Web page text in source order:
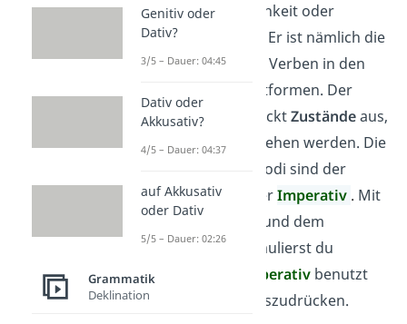
Modus der Wirklichkeit oder
Wirklichkeitsform. Er ist nämlich die
normale Form
der Verben in den
verschiedenen Zeitformen. Der
Normalmodus drücktZuständeaus,
die als Realität gesehen werden. Die
beiden anderen Modi sind der
Konjunktiv und derImperativ . Mit
dem Konjunktiv I
und dem
Konjunktiv II
formulierst du
Wünsche
Imperativbenutzt
du, um
auszudrücken.
Genitiv oder
Dativ?
3/5 – Dauer: 04:45
Dativ oder
Akkusativ?
4/5 – Dauer: 04:37
auf Akkusativ
oder Dativ
5/5 – Dauer: 02:26
Grammatik
Deklination